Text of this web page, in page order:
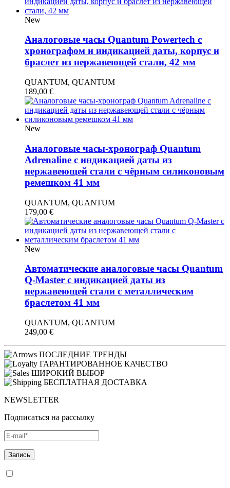
New
Аналоговые часы Quantum Powertech с
хронографом и индикацией даты, корпус и
браслет из нержавеющей стали, 42 мм
QUANTUM, QUANTUM
189,00 €
New
Аналоговые часы-хронограф Quantum
Adrenaline с индикацией даты из
нержавеющей стали с чёрным силиконовым
ремешком 41 мм
QUANTUM, QUANTUM
179,00 €
New
Автоматические аналоговые часы Quantum
Q-Master с индикацией даты из
нержавеющей стали с металлическим
браслетом 41 мм
QUANTUM, QUANTUM
249,00 €
ПОСЛЕДНИЕ ТРЕНДЫ
ГАРАНТИРОВАННОЕ КАЧЕСТВО
ШИРОКИЙ ВЫБОР
БЕСПЛАТНАЯ ДОСТАВКА
NEWSLETTER
Подписаться на рассылку